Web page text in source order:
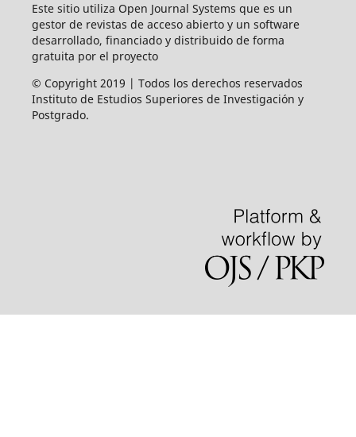
Este sitio utiliza Open Journal Systems que es un
gestor de revistas de acceso abierto y un software
desarrollado, financiado y distribuido de forma
gratuita por el proyecto
© Copyright 2019 | Todos los derechos reservados
Instituto de Estudios Superiores de Investigación y
Postgrado.